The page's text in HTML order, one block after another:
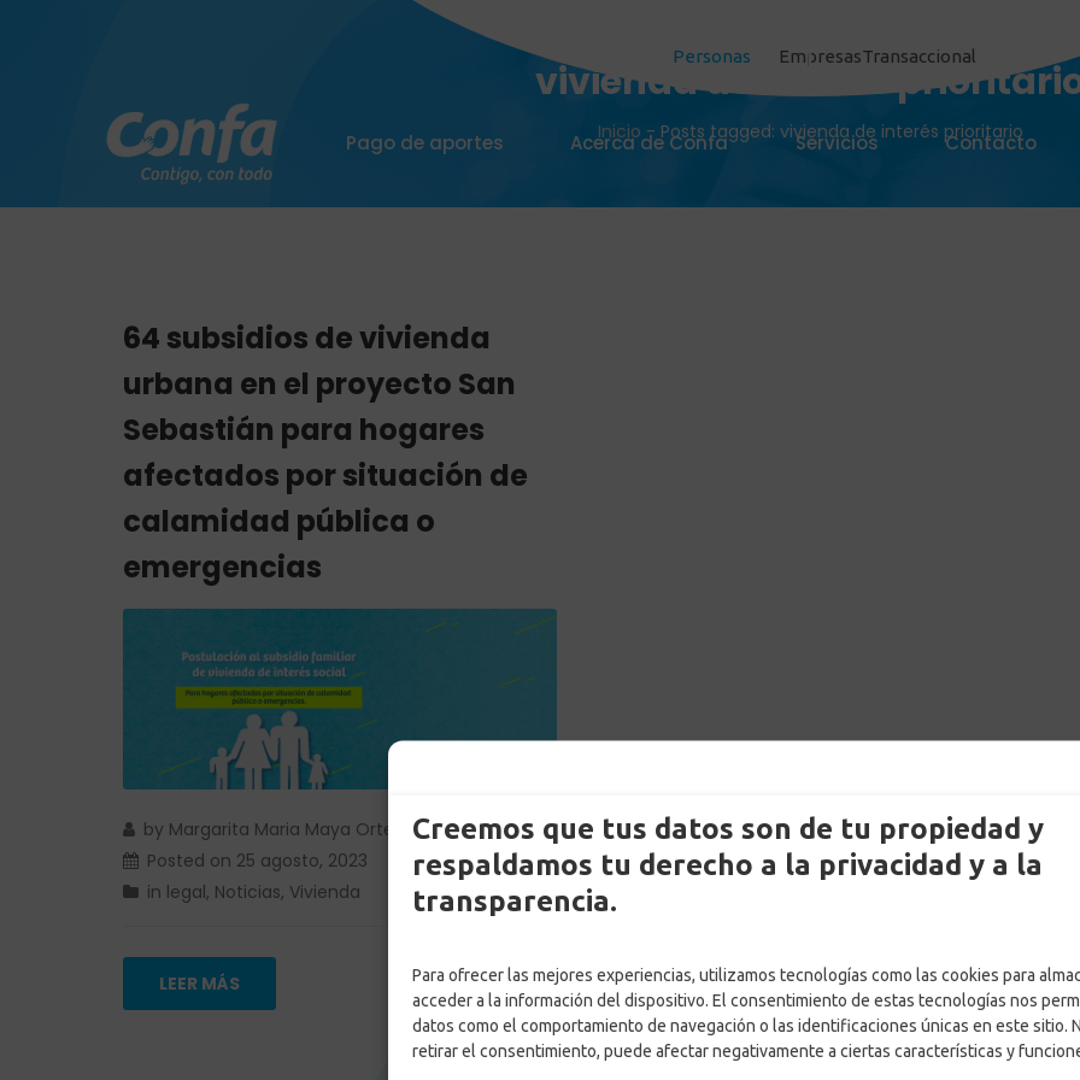
Creemos que tus datos son de tu propiedad y
respaldamos tu derecho a la privacidad y a la
transparencia.
Para ofrecer las mejores experiencias, utilizamos tecnologías como las cookies para
acceder a la información del dispositivo. El consentimiento de estas tecnologías nos
datos como el comportamiento de navegación o las identificaciones únicas en este sitio.
retirar el consentimiento, puede afectar negativamente a ciertas características y
Personas EmpresasTransaccional
Pago de aportes Acerca de Confa Servicios Contacto
vivienda de interés
Inicio - Posts tagged: vivienda de interés prioritario
64 subsidios de vivienda
urbana en el proyecto San
Sebastián para hogares
afectados por situación de
calamidad pública o
emergencias
by Margarita Maria Maya Ortega
Posted on 25 agosto, 2023
in legal, Noticias, Vivienda
LEER MÁS